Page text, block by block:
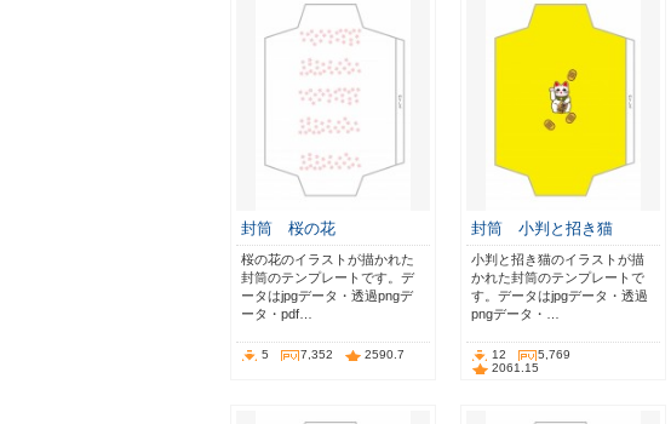
封筒 桜の花
桜の花のイラストが描かれた
封筒のテンプレートです。デ
ータはjpgデータ・透過pngデ
ータ・pdf…
5 7,352 2590.7
封筒 小判と招き猫
小判と招き猫のイラストが描
かれた封筒のテンプレートで
す。データはjpgデータ・透過
pngデータ・…
12
5,769
2061.15